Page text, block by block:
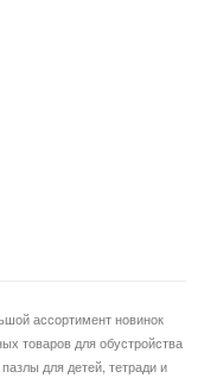
ассортимент новинок
товаров для обустройства
для детей, тетради и